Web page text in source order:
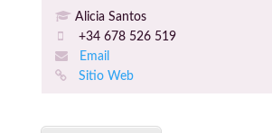
Alicia Santos
+34 678 526 519
Email
Sitio Web